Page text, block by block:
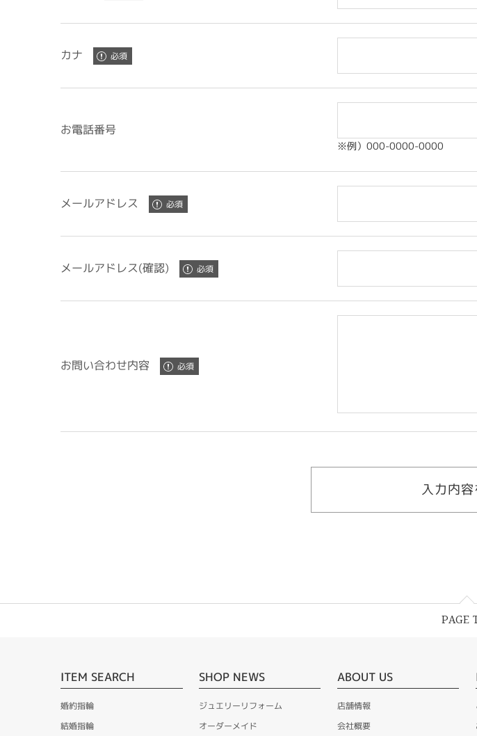
カナ
お電話番号
※例）000-0000-0000
メールアドレス
メールアドレス(確認)
お問い合わせ内容
PAGE
ITEM SEARCH
婚約指輪
結婚指輪
SHOP NEWS
ジュエリーリフォーム
オーダーメイド
ABOUT US
店舗情報
会社概要